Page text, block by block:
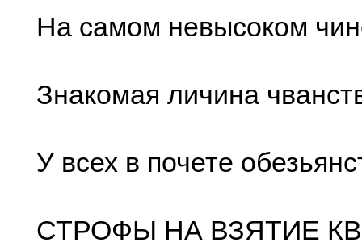
На самом невысоком
Знакомая личина
У всех в почете
СТРОФЫ НА ВЗЯТИЕ